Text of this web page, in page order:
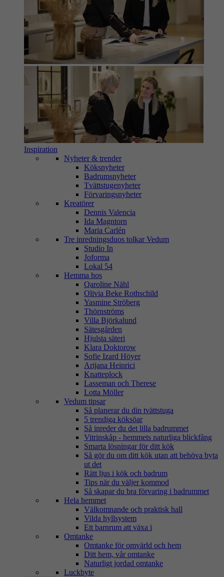
Inspiration
Nyheter & trender
Köksnyheter
Badrumsnyheter
Tvättstugenyheter
Förvaringsnyheter
Kreatörer
Dennis Valencia
Ida Magntorn
Maria Carlén
Tre inredningsduos tolkar Vedum
Studio In
Joforma
Lokal 54
Hemma hos
Qaroline Nähl
Olivia Beke Rothschild
Yasmine Ströberg
Thörnströms
Villa Björkalund
Sätesgården
Hjulsta säteri
Klara Doktorow
Sofie Izard Höyer
Arijana Heinrici
Knatteplock
Lasseman och Therese
Lotta Möller
Vedum tipsar
Så planerar du din tvättstuga
5 trendiga köksöar
Så inreder du det lilla badrummet
Vitrinskåp - hemmets naturliga blickfång
Smarta lösningar för ditt kök
Så gör du om ditt kök utan att behöva byta
ut det
Rätt ljus i kök och badrum
Tips när du väljer kommod
Så skapar du bra förvaring i badrummet
Hela hemmet
Välkomnande och praktisk hall
Vilda hyllsystem
Ett barnrum att växa i
Omtanke
Omtanke för omvärld och hem
Ditt hem, vår omtanke
Naturligt jordad omtanke
Luckbyte